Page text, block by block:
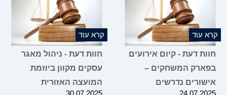
קרא עוד
חוות דעת - קיום אירועים
בפארק המשחקים –
אישורים נדרשים
24.07.2025
קרא עוד
חוות דעת - ניהול מאגר
עסקים מקוון ביוזמת
המועצה האזורית
30.07.2025